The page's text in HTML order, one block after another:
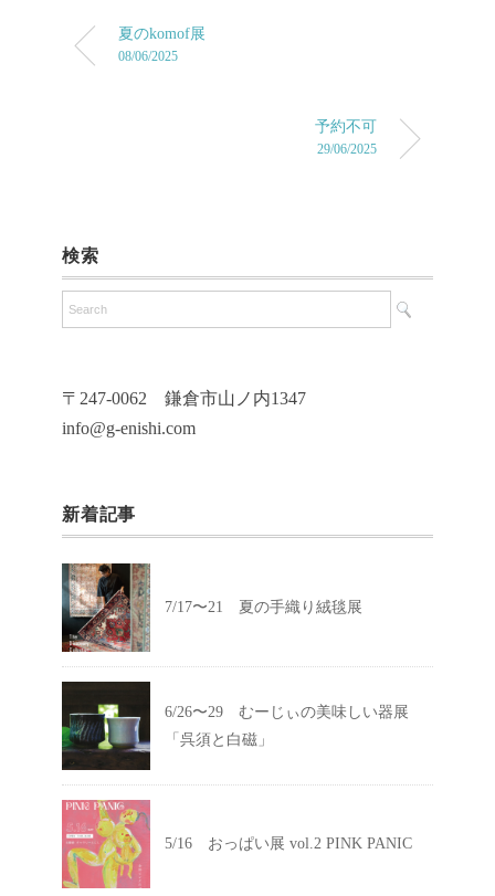
夏のkomof展
08/06/2025
予約不可
29/06/2025
検索
〒247-0062 鎌倉市山ノ内1347
info@g-enishi.com
新着記事
7/17〜21 夏の手織り絨毯展
6/26〜29 むーじぃの美味しい器展
「呉須と白磁」
5/16 おっぱい展 vol.2 PINK PANIC